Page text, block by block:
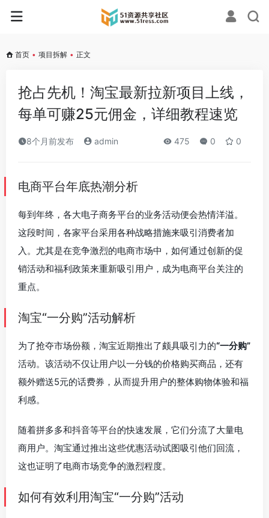
首页 • 项目拆解 • 正文
抢占先机！淘宝最新拉新项目上线，
每单可赚25元佣金，详细教程速览
8个月前发布 admin 475 0 0
电商平台年底热潮分析
每到年终，各大电子商务平台的业务活动便会热情洋溢。
这段时间，各家平台采用各种战略措施来吸引消费者加
入。尤其是在竞争激烈的电商市场中，如何通过创新的促
销活动和福利政策来重新吸引用户，成为电商平台关注的
重点。
淘宝“一分购”活动解析
为了抢夺市场份额，淘宝近期推出了颇具吸引力的“一分购”
活动。该活动不仅让用户以一分钱的价格购买商品，还有
额外赠送5元的话费券，从而提升用户的整体购物体验和福
利感。
随着拼多多和抖音等平台的快速发展，它们分流了大量电
商用户。淘宝通过推出这些优惠活动试图吸引他们回流，
这也证明了电商市场竞争的激烈程度。
如何有效利用淘宝“一分购”活动